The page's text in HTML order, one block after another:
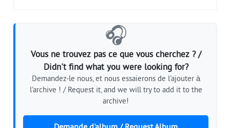
🎧
Vous ne trouvez pas ce que vous cherchez ? /
Didn't find what you were looking for?
Demandez-le nous, et nous essaierons de l'ajouter à
l'archive ! / Request it, and we will try to add it to the
archive!